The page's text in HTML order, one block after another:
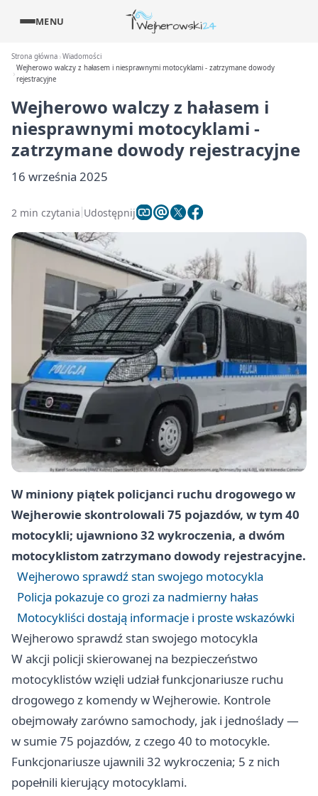
MENU
Strona główna Wiadomości
Wejherowo walczy z hałasem i niesprawnymi motocyklami - zatrzymane dowody
rejestracyjne
Wejherowo walczy z hałasem i
niesprawnymi motocyklami -
zatrzymane dowody rejestracyjne
16 września 2025
2 min czytania Udostępnij
W miniony piątek policjanci ruchu drogowego w
Wejherowie skontrolowali 75 pojazdów, w tym 40
motocykli; ujawniono 32 wykroczenia, a dwóm
motocyklistom zatrzymano dowody rejestracyjne.
Wejherowo sprawdź stan swojego motocykla
Policja pokazuje co grozi za nadmierny hałas
Motocykliści dostają informacje i proste wskazówki
Wejherowo sprawdź stan swojego motocykla
W akcji policji skierowanej na bezpieczeństwo
motocyklistów wzięli udział funkcjonariusze ruchu
drogowego z komendy w Wejherowie. Kontrole
obejmowały zarówno samochody, jak i jednoślady —
w sumie 75 pojazdów, z czego 40 to motocykle.
Funkcjonariusze ujawnili 32 wykroczenia; 5 z nich
popełnili kierujący motocyklami.